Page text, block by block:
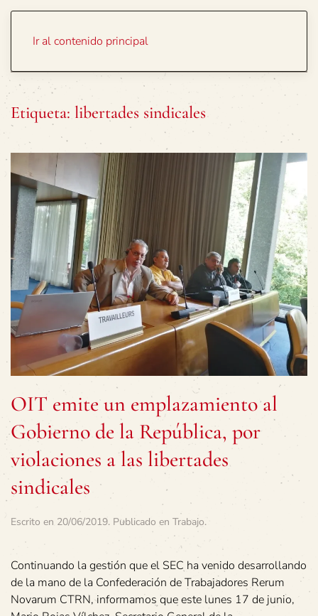
Ir al contenido principal
Etiqueta: libertades sindicales
OIT emite un emplazamiento al
Gobierno de la República, por
violaciones a las libertades
sindicales
Escrito en 20/06/2019. Publicado en Trabajo.
Continuando la gestión que el SEC ha venido desarrollando
de la mano de la Confederación de Trabajadores Rerum
Novarum CTRN, informamos que este lunes 17 de junio,